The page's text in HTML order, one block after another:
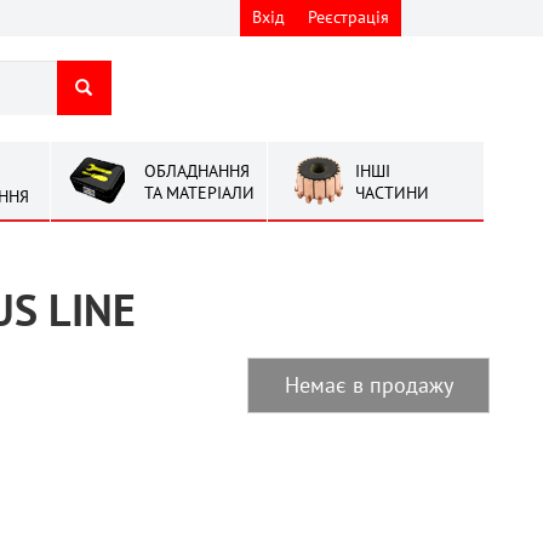
Вхід Реєстрація
ОБЛАДНАННЯ
ТА МАТЕРІАЛИ
ІНШІ
ЧАСТИНИ
LINE
Немає в продажу